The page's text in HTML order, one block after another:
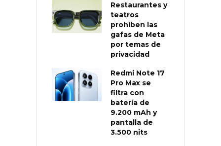
Restaurantes y
teatros
prohíben las
gafas de Meta
por temas de
privacidad
Redmi Note 17
Pro Max se
filtra con
batería de
9.200 mAh y
pantalla de
3.500 nits